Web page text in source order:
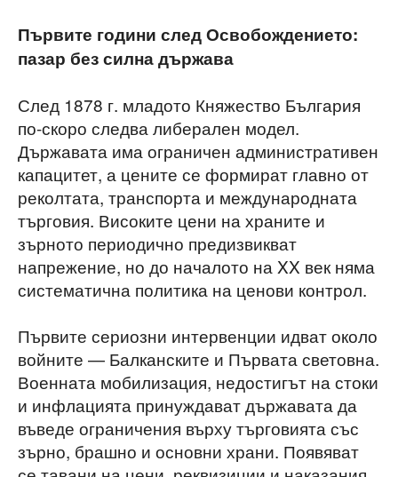
Първите години след Освобождението:
пазар без силна държава
След 1878 г. младото Княжество България
по-скоро следва либерален модел.
Държавата има ограничен административен
капацитет, а цените се формират главно от
реколтата, транспорта и международната
търговия. Високите цени на храните и
зърното периодично предизвикват
напрежение, но до началото на XX век няма
систематична политика на ценови контрол.
Първите сериозни интервенции идват около
войните — Балканските и Първата световна.
Военната мобилизация, недостигът на стоки
и инфлацията принуждават държавата да
въведе ограничения върху търговията със
зърно, брашно и основни храни. Появяват